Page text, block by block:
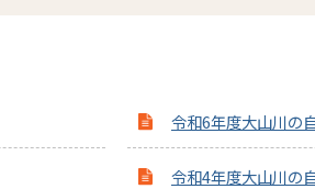
令和6年度大山川の
令和4年度大山川の